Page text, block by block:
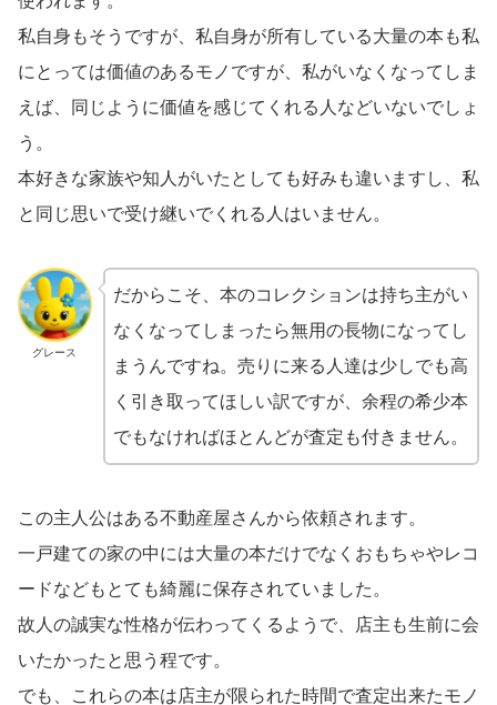
私自身もそうですが、私自身が所有している大量の本も私
にとっては価値のあるモノですが、私がいなくなってしま
えば、同じように価値を感じてくれる人などいないでしょ
う。
本好きな家族や知人がいたとしても好みも違いますし、私
と同じ思いで受け継いでくれる人はいません。
グレース
だからこそ、本のコレクションは持ち主がい
なくなってしまったら無用の長物になってし
まうんですね。売りに来る人達は少しでも高
く引き取ってほしい訳ですが、余程の希少本
でもなければほとんどが査定も付きません。
この主人公はある不動産屋さんから依頼されます。
一戸建ての家の中には大量の本だけでなくおもちゃやレコ
ードなどもとても綺麗に保存されていました。
故人の誠実な性格が伝わってくるようで、店主も生前に会
いたかったと思う程です。
でも、これらの本は店主が限られた時間で査定出来たモノ